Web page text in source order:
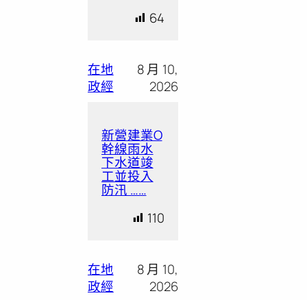
64
在地
政經
8 月 10,
2026
新營建業O
幹線雨水
下水道竣
工並投入
防汛 ……
110
在地
政經
8 月 10,
2026